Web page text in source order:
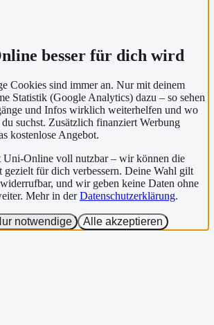
besser für dich wird
Cookies sind immer an. Nur mit deinem
Statistik (Google Analytics) dazu – so sehen
und Infos wirklich weiterhelfen und wo
suchst. Zusätzlich finanziert Werbung
kostenlose Angebot.
Uni-Online voll nutzbar – wir können die
gezielt für dich verbessern. Deine Wahl gilt
und wir geben keine Daten ohne
Mehr in der Datenschutzerklärung.
notwendige Alle akzeptieren